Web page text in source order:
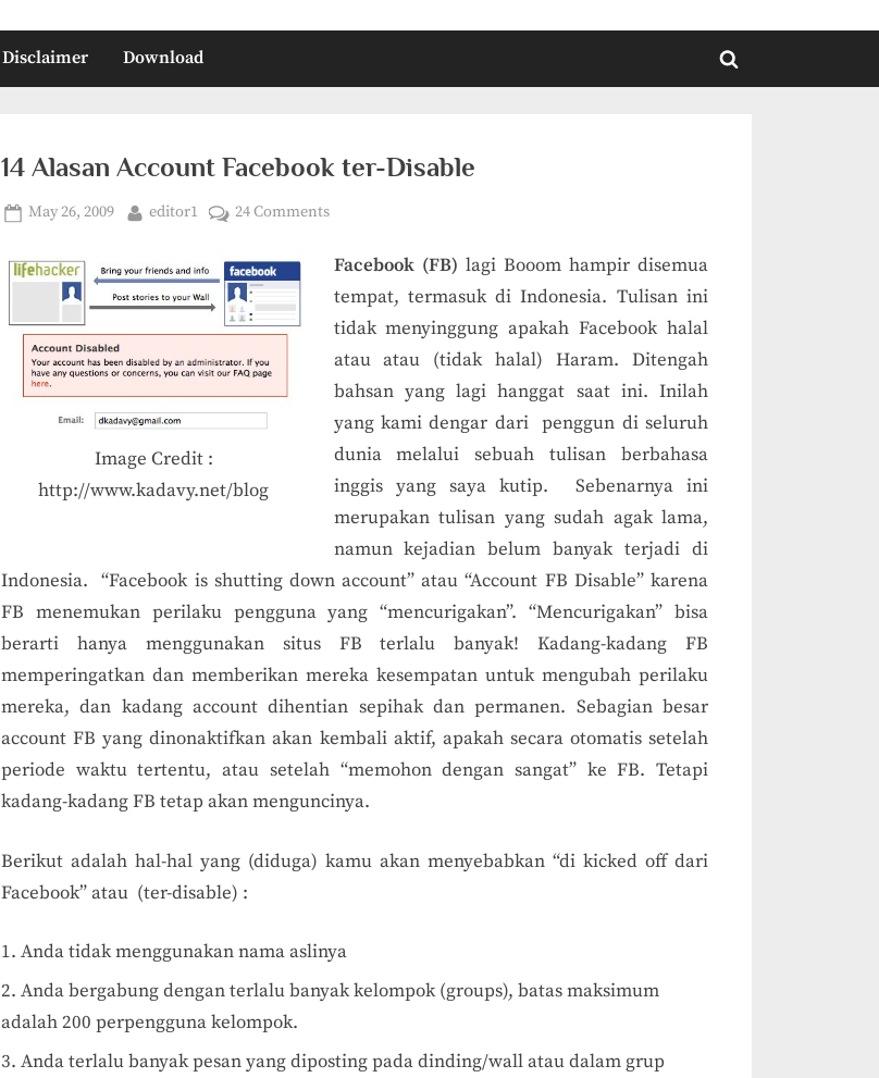
Disclaimer Download
Toggle
14 Alasan Account Facebook ter-Disable
Posted
May 26, 2009 By
editor1 24 Commentson
Alasan
Account
Facebook
Image Credit :
http://www.kadavy.net/blog
Facebook (FB) lagi Booom hampir disemua
tempat, termasuk di Indonesia. Tulisan ini
tidak menyinggung apakah Facebook halal
atau atau (tidak halal) Haram. Ditengah
bahsan yang lagi hanggat saat ini. Inilah
yang kami dengar dari penggun di seluruh
dunia melalui sebuah tulisan berbahasa
inggis yang saya kutip. Sebenarnya ini
merupakan tulisan yang sudah agak lama,
namun kejadian belum banyak terjadi di
Indonesia. “Facebook is shutting down account” atau “Account FB Disable” karena
FB menemukan perilaku pengguna yang “mencurigakan”.“Mencurigakan” bisa
berarti hanya menggunakan situs FB terlalu banyak! Kadang-kadang FB
memperingatkan dan memberikan mereka kesempatan untuk mengubah perilaku
mereka, dan kadang account dihentian sepihak dan permanen. Sebagian besar
account FB yang dinonaktifkan akan kembali aktif, apakah secara otomatis setelah
periode waktu tertentu, atau setelah “memohon dengan sangat” ke FB. Tetapi
kadang-kadang FB tetap akan menguncinya.
Berikut adalah hal-hal yang (diduga) kamu akan menyebabkan “di kicked off dari
Facebook” atau (ter-disable) :
Anda tidak menggunakan nama aslinya
Anda bergabung dengan terlalu banyak kelompok (groups), batas maksimum
adalah 200 perpengguna kelompok.
Anda terlalu banyak pesan yang diposting pada dinding/wall atau dalam grup